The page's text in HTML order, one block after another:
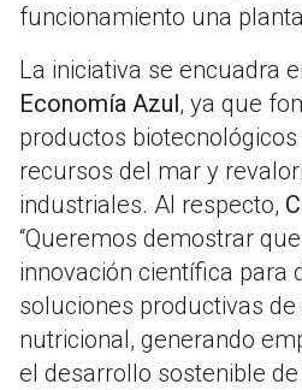
funcionamiento una
La iniciativa se encuadra
Economía Azul, ya que
productos
recursos del mar y
industriales. Al respecto,
“Queremos demostrar
innovación científica para
soluciones productivas
nutricional, generando
el desarrollo sostenible